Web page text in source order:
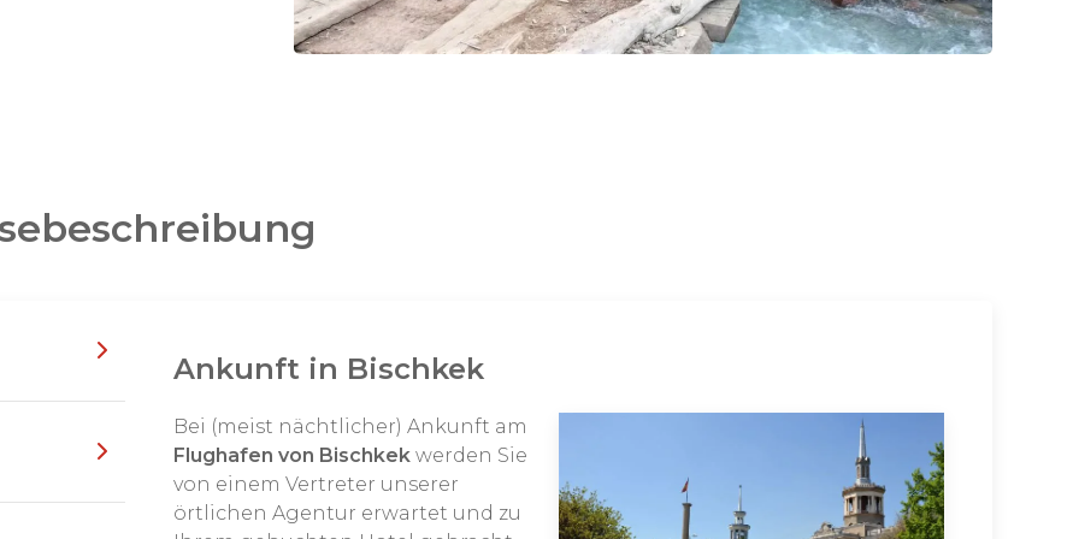
von Kirgisien
Tash Rabat und Son
Länder Asiens.
'vergessenes'
ist es ein
Gebirgsland, das im
sehen Sie
verschneite
. Industrie,
Die Täler werden
Ankunft in Bischkek
Bei (meist nächtlicher) Ankunft am
Flughafen von Bischkek werden Sie
von einem Vertreter unserer
örtlichen Agentur erwartet und zu